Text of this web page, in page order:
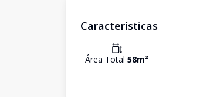
Características
Área Total 58m²